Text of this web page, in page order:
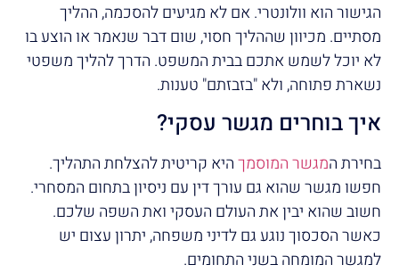
הגישור הוא וולונטרי. אם לא מגיעים להסכמה, ההליך
מסתיים. מכיוון שההליך חסוי, שום דבר שנאמר או הוצע בו
לא יוכל לשמש אתכם בבית המשפט. הדרך להליך משפטי
נשארת פתוחה, ולא "בזבזתם" טענות.
איך בוחרים מגשר עסקי?
בחירת המגשר המוסמךהיא קריטית להצלחת התהליך.
חפשו מגשר שהוא גם עורך דין עם ניסיון בתחום המסחרי.
חשוב שהוא יבין את העולם העסקי ואת השפה שלכם.
כאשר הסכסוך נוגע גם לדיני משפחה, יתרון עצום יש
למגשר המומחה בשני התחומים.